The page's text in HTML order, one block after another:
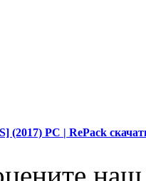
(2017) PC | RePack